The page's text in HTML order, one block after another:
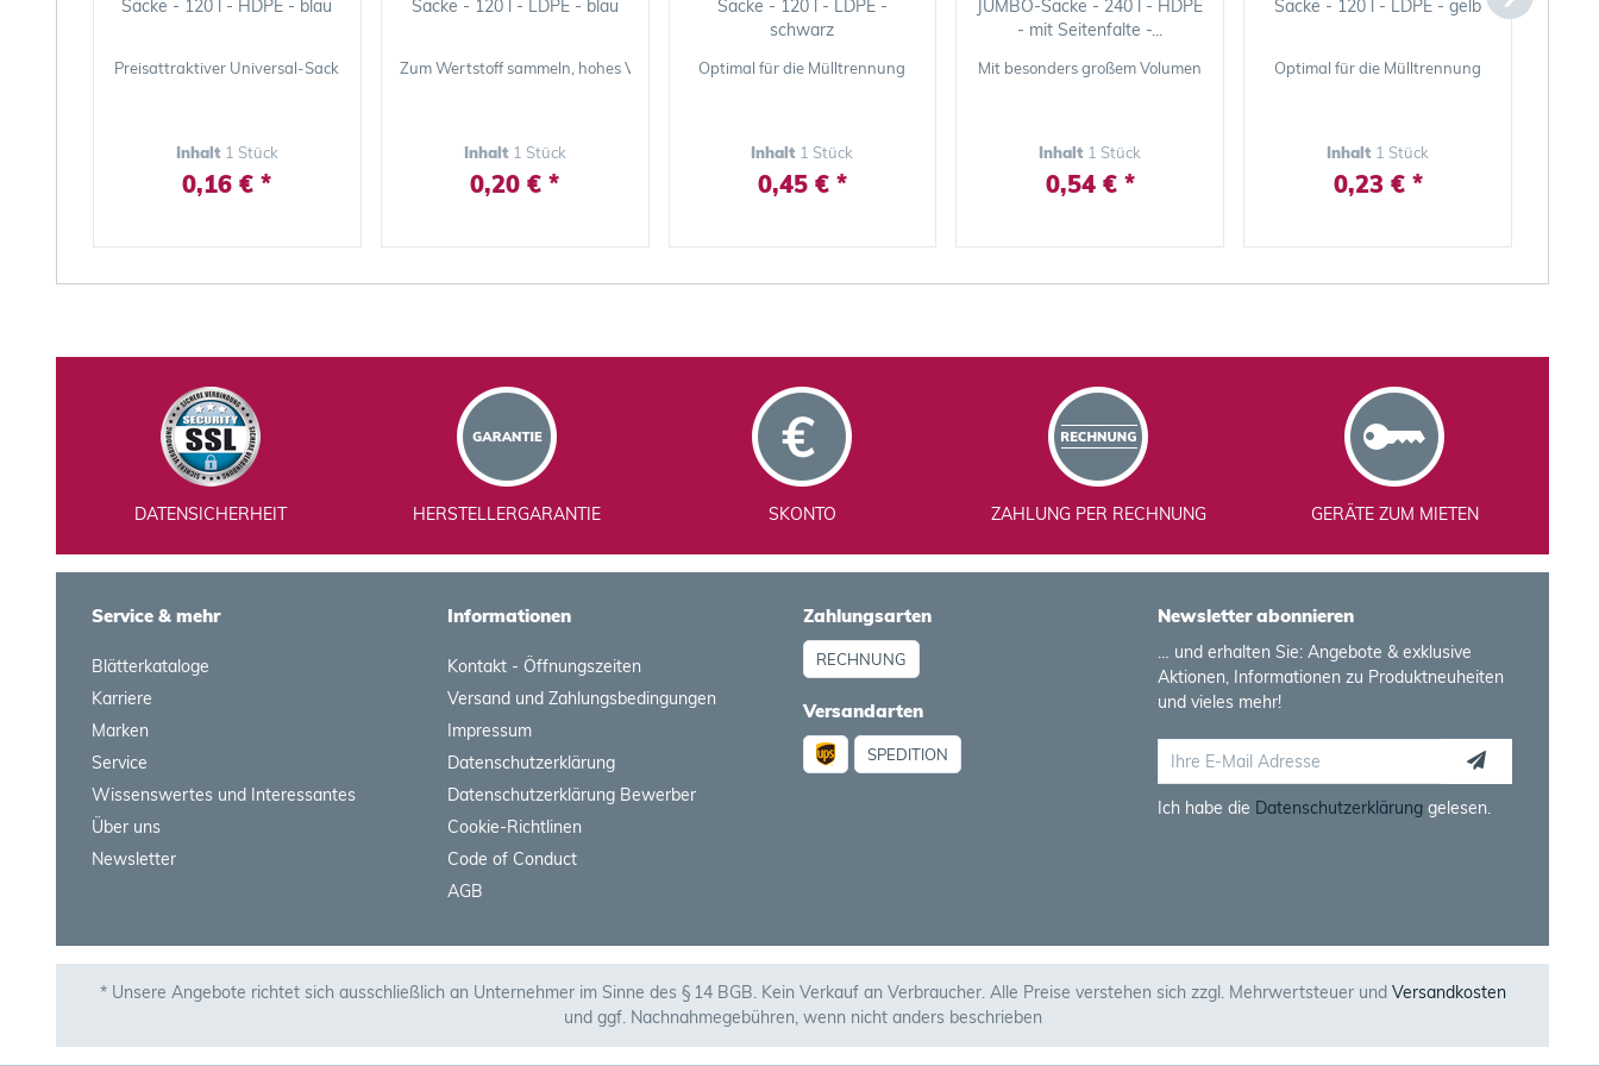
Säcke - 120 l - HDPE - blau
Preisattraktiver Universal-Sack
Inhalt 1 Stück
0,16 € *
Säcke - 120 l - LDPE - blau
Zum Wertstoff sammeln, hohes Volumen, reißfeste LDPE-Folie, Stärken 29 - 60 µm
Inhalt 1 Stück
0,20 € *
Säcke - 120 l - LDPE -
schwarz
Optimal für die Mülltrennung
Inhalt 1 Stück
0,45 € *
JUMBO-Säcke - 240 l - HDPE
- mit Seitenfalte -...
Mit besonders großem Volumen
Inhalt 1 Stück
0,54 € *
Säcke - 120 l - LDPE - gelb
Optimal für die Mülltrennung
Inhalt 1 Stück
0,23 € *
DATENSICHERHEIT HERSTELLERGARANTIE SKONTO ZAHLUNG PER RECHNUNG GERÄTE ZUM MIETEN
Service & mehr
Blätterkataloge
Karriere
Marken
Service
Wissenswertes und Interessantes
Über uns
Newsletter
Informationen
Kontakt - Öffnungszeiten
Versand und Zahlungsbedingungen
Impressum
Datenschutzerklärung
Datenschutzerklärung Bewerber
Cookie-Richtlinen
Code of Conduct
AGB
Zahlungsarten
RECHNUNG
Versandarten
SPEDITION
Newsletter abonnieren
… und erhalten Sie: Angebote & exklusive
Aktionen, Informationen zu Produktneuheiten
und vieles mehr!
Ich habe die Datenschutzerklärung gelesen.
* Unsere Angebote richtet sich ausschließlich an Unternehmer im Sinne des § 14 BGB. Kein Verkauf an Verbraucher. Alle Preise verstehen sich zzgl. Mehrwertsteuer und Versandkosten
und ggf. Nachnahmegebühren, wenn nicht anders beschrieben